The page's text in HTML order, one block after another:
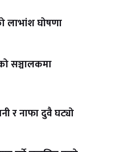
लाभांश घोषणा
सञ्चालकमा
र नाफा दुवै घट्यो